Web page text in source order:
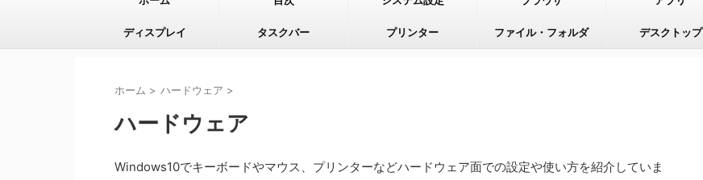
ディスプレイ タスクバー プリンター ファイル・フォルダ デスクトップ
ホーム > ハードウェア >
ハードウェア
Windows10でキーボードやマウス、プリンターなどハードウェア面での設定や使い方を紹介していま